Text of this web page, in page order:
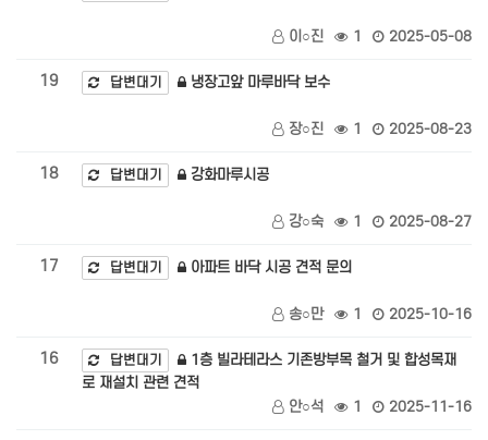
이○진 1 2025-05-08
19 답변대기 냉장고앞 마루바닥 보수
장○진 1 2025-08-23
18 답변대기 강화마루시공
강○숙 1 2025-08-27
17 답변대기 아파트 바닥 시공 견적 문의
송○만 1 2025-10-16
16 답변대기
1층 빌라테라스 기존방부목 철거 및 합성목재
로 재설치 관련 견적
안○석
1 2025-11-16